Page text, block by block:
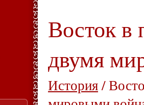
Восток в
двумя
История/